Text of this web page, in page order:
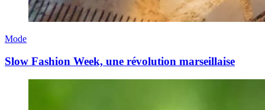
Mode
Slow Fashion Week, une révolution marseillaise